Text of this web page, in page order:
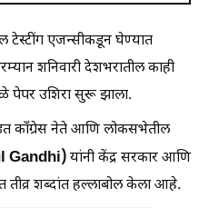
टेस्टींग एजन्सीकडून घेण्यात
शनिवारी देशभरातील काही
पेपर उशिरा सुरू झाला.
काँग्रेस नेते आणि लोकसभेतील
Gandhi)यांनी केंद्र सरकार आणि
तीव्र शब्दांत हल्लाबोल केला आहे.